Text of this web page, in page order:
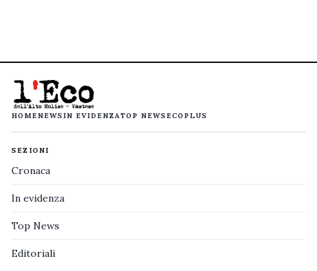
HOMENEWS IN EVIDENZATOP NEWS ECOPLUS
SEZIONI
Cronaca
In evidenza
Top News
Editoriali